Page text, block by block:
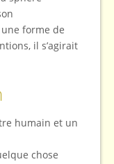
forme de
il s’agirait
humain et un
chose